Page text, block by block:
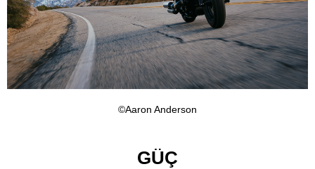
©Aaron Anderson
GÜÇ